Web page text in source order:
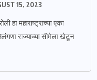
15, 2023
महाराष्ट्राच्या एका
राज्याच्या सीमेला खेटून